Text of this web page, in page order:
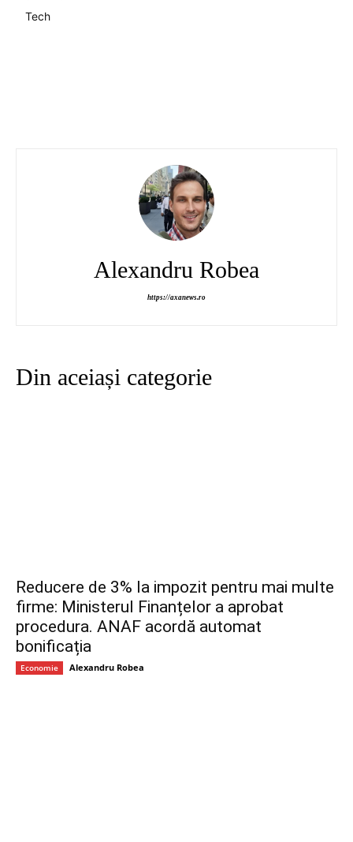
Tech
Alexandru Robea
https://axanews.ro
Din aceiași categorie
Reducere de 3% la impozit pentru mai multe
firme: Ministerul Finanțelor a aprobat
procedura. ANAF acordă automat
bonificația
Economie Alexandru Robea